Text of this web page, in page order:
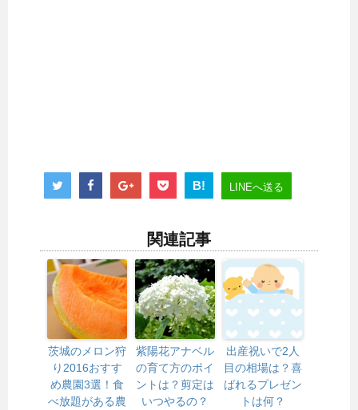
B! LINEへ送る
関連記事
茨城のメロン狩
り2016おすす
め農園3選！食
べ放題がある農
紫陽花アナベル
の育て方のポイ
ントは？剪定は
いつやるの？
出産祝いで2人
目の相場は？喜
ばれるプレゼン
トは何？